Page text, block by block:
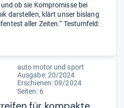
ob sie Kompromisse bei
darstellen, klärt unser bislang
aller Zeiten.“ Testumfeld:
auto motor und sport
Ausgabe: 20/2024
Erschienen: 09/2024
Seiten: 6